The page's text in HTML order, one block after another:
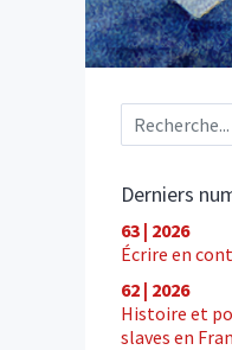
Menu
Derniers
63 | 2026
Écrire en
62 | 2026
Histoire et
slaves en